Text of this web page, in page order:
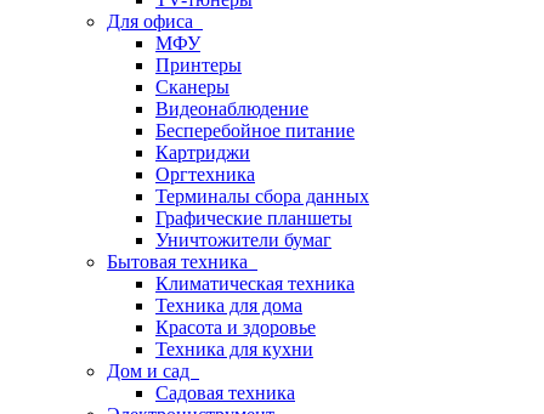
Для офиса
МФУ
Принтеры
Сканеры
Видеонаблюдение
Бесперебойное питание
Картриджи
Оргтехника
Терминалы сбора данных
Графические планшеты
Уничтожители бумаг
Бытовая техника
Климатическая техника
Техника для дома
Красота и здоровье
Техника для кухни
Дом и сад
Садовая техника